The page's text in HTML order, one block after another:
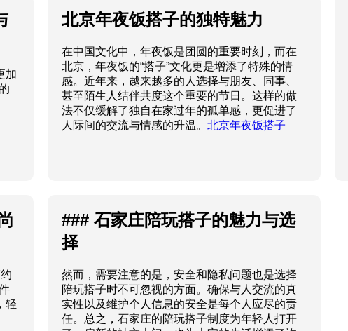
加
北京年夜饭搭子的独特魅力
在中国文化中，年夜饭是团圆的重要时刻，而在
北京，年夜饭的“搭子”文化更是增添了特殊的情
感。近年来，越来越多的人选择与朋友、同事、
甚至陌生人结伴共度这个重要的节日。这样的做
法不仅缓解了独自在家过年的孤单感，更促进了
人际间的交流与情感的升温。北京年夜饭搭子
轻
### 石家庄陪玩搭子的魅力与选
择
然而，需要注意的是，安全和隐私问题也是选择
陪玩搭子时不可忽视的方面。确保与人交流的真
实性以及维护个人信息的安全是每个人应尽的责
任。总之，石家庄的陪玩搭子制度为年轻人打开